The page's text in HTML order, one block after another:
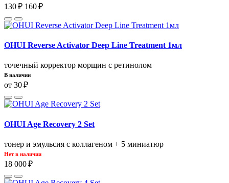
130 ₽ 160 ₽
OHUI Reverse Activator Deep Line Treatment 1мл
точечный корректор морщин с ретинолом
В наличии
от 30 ₽
OHUI Age Recovery 2 Set
тонер и эмульсия с коллагеном + 5 миниатюр
Нет в наличии
18 000 ₽